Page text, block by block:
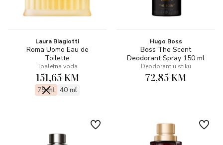
Laura Biagiotti
Roma Uomo Eau de
Toilette
Toaletna voda
151,65 KM
75 ml 40 ml
Hugo Boss
Boss The Scent
Deodorant Spray 150 ml
Deodorant u stiku
72,85 KM